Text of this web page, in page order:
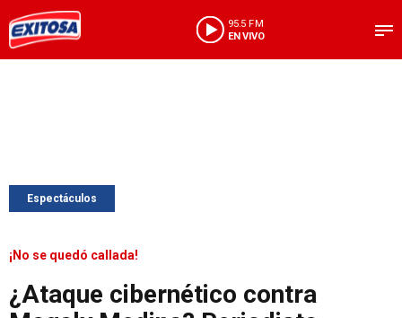
95.5 FM
EN VIVO
Espectáculos
¡No se quedó callada!
¿Ataque cibernético contra